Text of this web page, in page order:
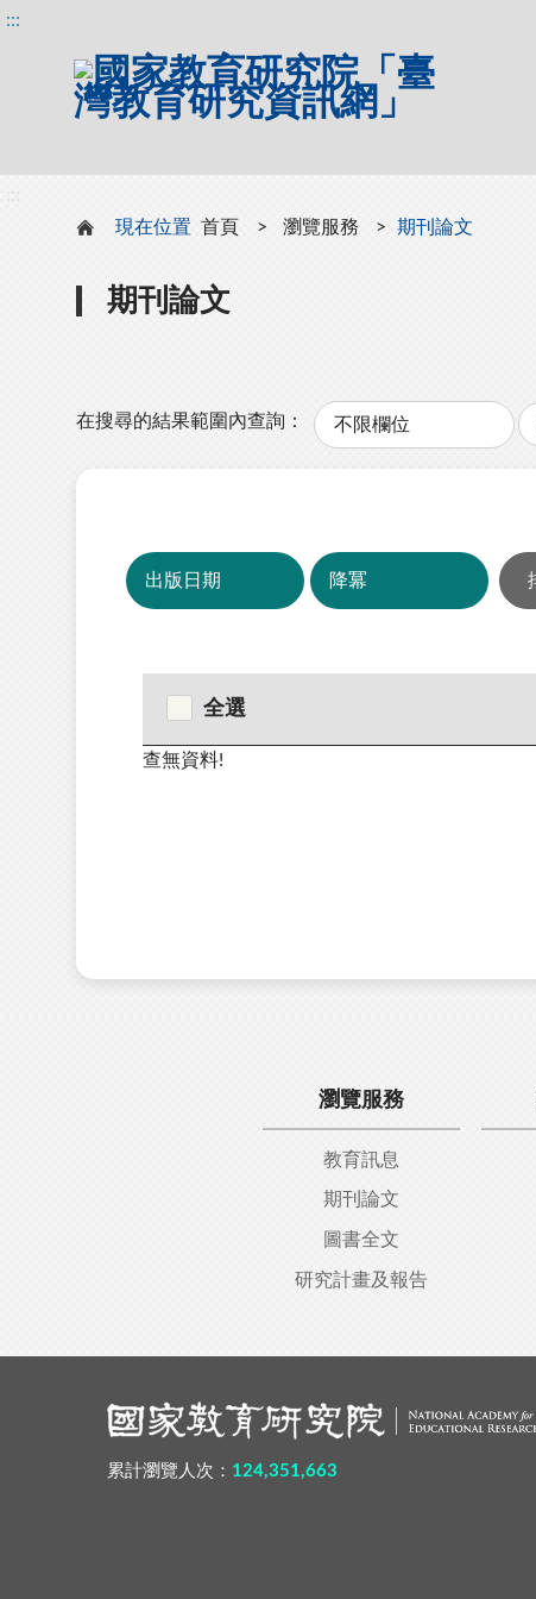
:::
現在位置 首頁 瀏覽服務 期刊論文
期刊論文
在搜尋的結果範圍內查詢：
類
字
全選
查無資料!
瀏覽服務
教育訊息
期刊論文
圖書全文
研究計畫及報告
累計瀏覽人次： 124,351,663